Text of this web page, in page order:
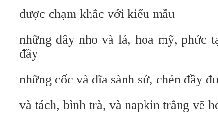
được chạm khắc với kiểu mẫu
những dây nho và lá, hoa mỹ, phức
đầy
những cốc và dĩa sành sứ, chén đầy
và tách, bình trà, và napkin trắng vẽ